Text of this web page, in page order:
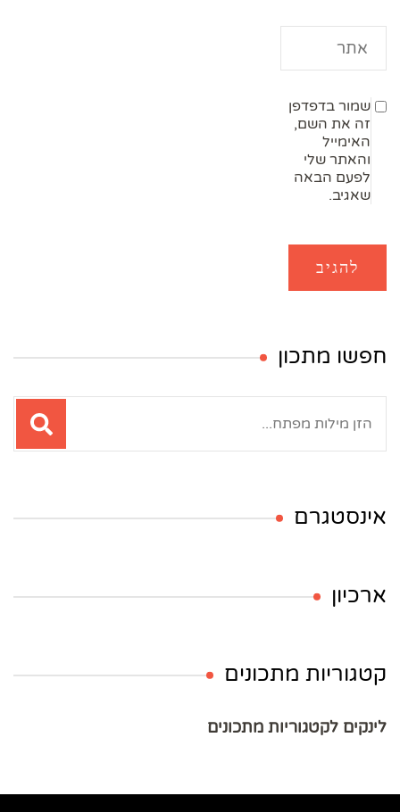
שמור בדפדפן
זה את השם,
האימייל
והאתר שלי
לפעם הבאה
שאגיב.
חפשו מתכון
אינסטגרם
ארכיון
קטגוריות מתכונים
לינקים לקטגוריות מתכונים